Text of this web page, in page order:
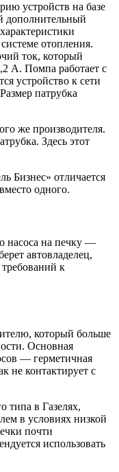
устройств на базе
дополнительный
отопления.
ток, который
А. Помпа работает с
устройство к сети
патрубка
же производителя.
Здесь этот
Бизнес» отличается
одного.
насоса на печку —
автовладелец,
требований к
который больше
Основная
— герметичная
не контактирует с
типа в Газелях,
в условиях низкой
почти
использовать